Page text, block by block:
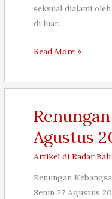
seksual dialami
di luar.
Bangsaku
–
Sayang,
3
September
2007
Read More »
Agustus
Artikel di Radar Bali
Renungan
Senin 27 Agustus